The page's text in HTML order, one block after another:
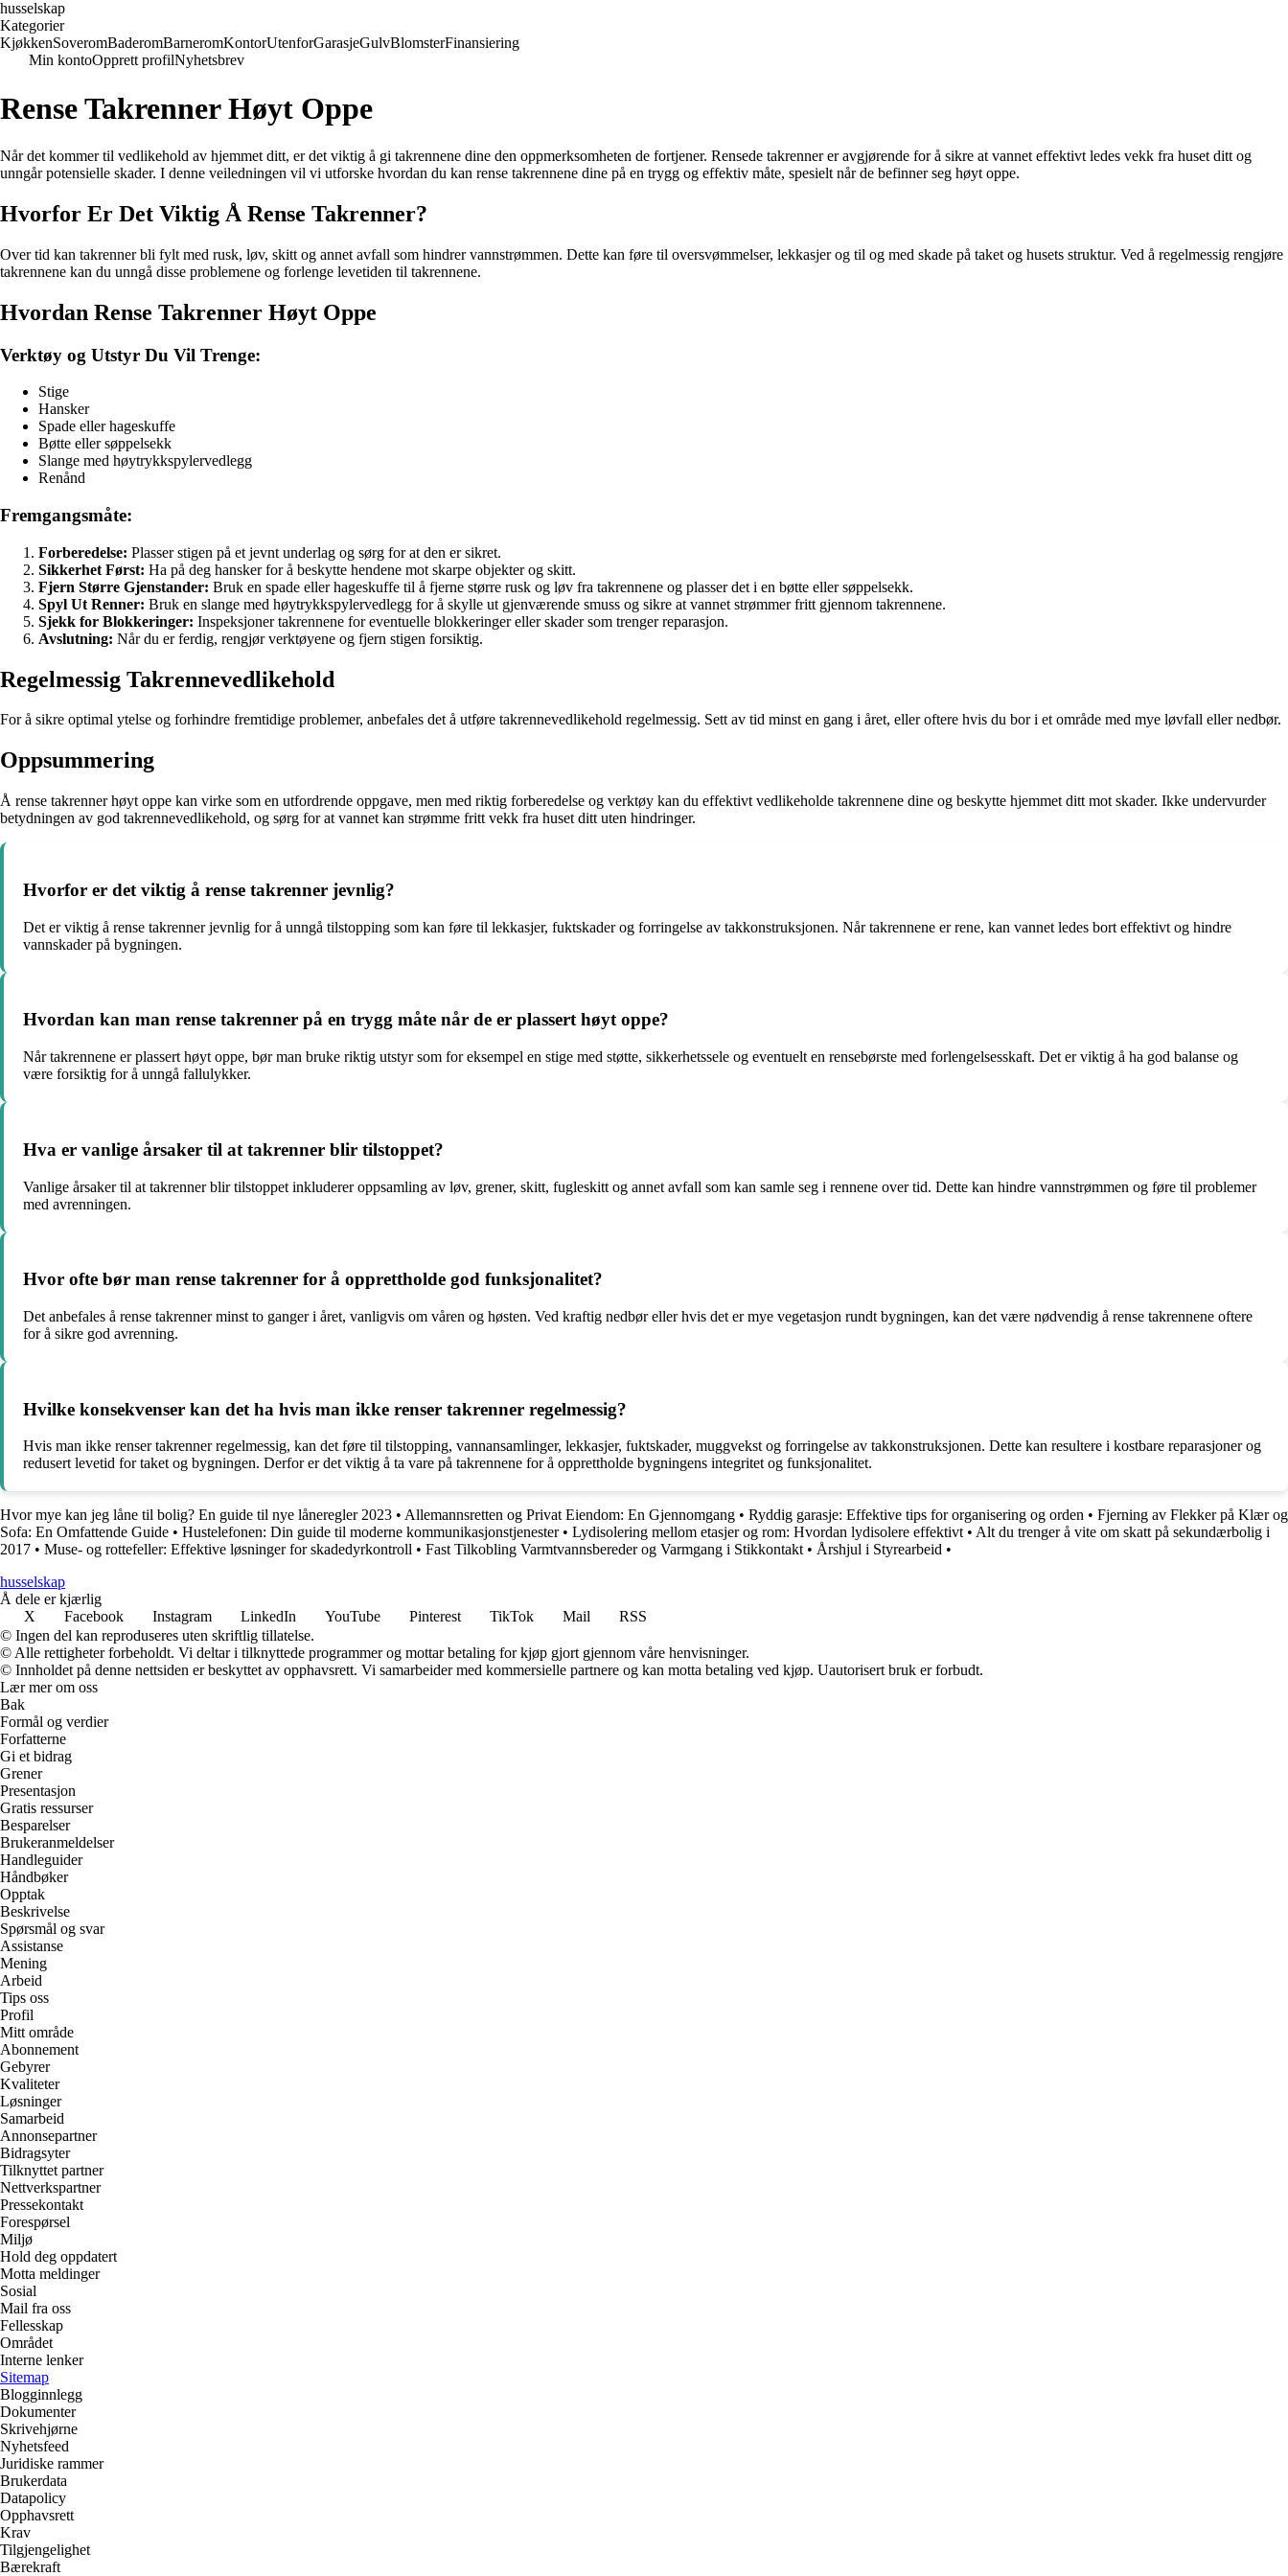
husselskap
Kategorier
KjøkkenSoveromBaderomBarneromKontorUtenforGarasjeGulvBlomsterFinansiering
Min kontoOpprett profilNyhetsbrev
Rense Takrenner Høyt Oppe
Når det kommer til vedlikehold av hjemmet ditt, er det viktig å gi takrennene dine den oppmerksomheten de fortjener. Rensede takrenner er avgjørende for å sikre at vannet effektivt ledes vekk fra huset ditt og
unngår potensielle skader. I denne veiledningen vil vi utforske hvordan du kan rense takrennene dine på en trygg og effektiv måte, spesielt når de befinner seg høyt oppe.
Hvorfor Er Det Viktig Å Rense Takrenner?
Over tid kan takrenner bli fylt med rusk, løv, skitt og annet avfall som hindrer vannstrømmen. Dette kan føre til oversvømmelser, lekkasjer og til og med skade på taket og husets struktur. Ved å regelmessig rengjøre
takrennene kan du unngå disse problemene og forlenge levetiden til takrennene.
Hvordan Rense Takrenner Høyt Oppe
Verktøy og Utstyr Du Vil Trenge:
Stige
Hansker
Spade eller hageskuffe
Bøtte eller søppelsekk
Slange med høytrykkspylervedlegg
Renånd
Fremgangsmåte:
Forberedelse: Plasser stigen på et jevnt underlag og sørg for at den er sikret.
Sikkerhet Først: Ha på deg hansker for å beskytte hendene mot skarpe objekter og skitt.
Fjern Større Gjenstander: Bruk en spade eller hageskuffe til å fjerne større rusk og løv fra takrennene og plasser det i en bøtte eller søppelsekk.
Spyl Ut Renner: Bruk en slange med høytrykkspylervedlegg for å skylle ut gjenværende smuss og sikre at vannet strømmer fritt gjennom takrennene.
Sjekk for Blokkeringer: Inspeksjoner takrennene for eventuelle blokkeringer eller skader som trenger reparasjon.
Avslutning: Når du er ferdig, rengjør verktøyene og fjern stigen forsiktig.
Regelmessig Takrennevedlikehold
For å sikre optimal ytelse og forhindre fremtidige problemer, anbefales det å utføre takrennevedlikehold regelmessig. Sett av tid minst en gang i året, eller oftere hvis du bor i et område med mye løvfall eller nedbør.
Oppsummering
Å rense takrenner høyt oppe kan virke som en utfordrende oppgave, men med riktig forberedelse og verktøy kan du effektivt vedlikeholde takrennene dine og beskytte hjemmet ditt mot skader. Ikke undervurder
betydningen av god takrennevedlikehold, og sørg for at vannet kan strømme fritt vekk fra huset ditt uten hindringer.
Hvorfor er det viktig å rense takrenner jevnlig?
Det er viktig å rense takrenner jevnlig for å unngå tilstopping som kan føre til lekkasjer, fuktskader og forringelse av takkonstruksjonen. Når takrennene er rene, kan vannet ledes bort effektivt og hindre
vannskader på bygningen.
Hvordan kan man rense takrenner på en trygg måte når de er plassert høyt oppe?
Når takrennene er plassert høyt oppe, bør man bruke riktig utstyr som for eksempel en stige med støtte, sikkerhetssele og eventuelt en rensebørste med forlengelsesskaft. Det er viktig å ha god balanse og
være forsiktig for å unngå fallulykker.
Hva er vanlige årsaker til at takrenner blir tilstoppet?
Vanlige årsaker til at takrenner blir tilstoppet inkluderer oppsamling av løv, grener, skitt, fugleskitt og annet avfall som kan samle seg i rennene over tid. Dette kan hindre vannstrømmen og føre til problemer
med avrenningen.
Hvor ofte bør man rense takrenner for å opprettholde god funksjonalitet?
Det anbefales å rense takrenner minst to ganger i året, vanligvis om våren og høsten. Ved kraftig nedbør eller hvis det er mye vegetasjon rundt bygningen, kan det være nødvendig å rense takrennene oftere
for å sikre god avrenning.
Hvilke konsekvenser kan det ha hvis man ikke renser takrenner regelmessig?
Hvis man ikke renser takrenner regelmessig, kan det føre til tilstopping, vannansamlinger, lekkasjer, fuktskader, muggvekst og forringelse av takkonstruksjonen. Dette kan resultere i kostbare reparasjoner og
redusert levetid for taket og bygningen. Derfor er det viktig å ta vare på takrennene for å opprettholde bygningens integritet og funksjonalitet.
Hvor mye kan jeg låne til bolig? En guide til nye låneregler 2023 • Allemannsretten og Privat Eiendom: En Gjennomgang • Ryddig garasje: Effektive tips for organisering og orden • Fjerning av Flekker på Klær og
Sofa: En Omfattende Guide • Hustelefonen: Din guide til moderne kommunikasjonstjenester• Lydisolering mellom etasjer og rom: Hvordan lydisolere effektivt• Alt du trenger å vite om skatt på sekundærbolig i
2017 • Muse- og rottefeller: Effektive løsninger for skadedyrkontroll • Fast Tilkobling Varmtvannsbereder og Varmgang i Stikkontakt• Årshjul i Styrearbeid •
husselskap
Å dele er kjærlig
X
Facebook Instagram LinkedIn YouTube Pinterest TikTok Mail
RSS
© Ingen del kan reproduseres uten skriftlig tillatelse.
© Alle rettigheter forbeholdt. Vi deltar i tilknyttede programmer og mottar betaling for kjøp gjort gjennom våre henvisninger.
© Innholdet på denne nettsiden er beskyttet av opphavsrett. Vi samarbeider med kommersielle partnere og kan motta betaling ved kjøp. Uautorisert bruk er forbudt.
Lær mer om oss
Bak
Formål og verdier
Forfatterne
Gi et bidrag
Grener
Presentasjon
Gratis ressurser
Besparelser
Brukeranmeldelser
Handleguider
Håndbøker
Opptak
Beskrivelse
Spørsmål og svar
Assistanse
Mening
Arbeid
Tips oss
Profil
Mitt område
Abonnement
Gebyrer
Kvaliteter
Løsninger
Samarbeid
Annonsepartner
Bidragsyter
Tilknyttet partner
Nettverkspartner
Pressekontakt
Forespørsel
Miljø
Hold deg oppdatert
Motta meldinger
Sosial
Mail fra oss
Fellesskap
Området
Interne lenker
Sitemap
Blogginnlegg
Dokumenter
Skrivehjørne
Nyhetsfeed
Juridiske rammer
Brukerdata
Datapolicy
Opphavsrett
Krav
Tilgjengelighet
Bærekraft